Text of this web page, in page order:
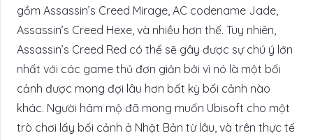
gồm Assassin’s Creed Mirage, AC codename Jade,
Assassin’s Creed Hexe, và nhiều hơn thế. Tuy nhiên,
Assassin’s Creed Red có thể sẽ gây được sự chú ý lớn
nhất với các game thủ đơn giản bởi vì nó là một bối
cảnh được mong đợi lâu hơn bất kỳ bối cảnh nào
khác. Người hâm mộ đã mong muốn Ubisoft cho một
trò chơi lấy bối cảnh ở Nhật Bản từ lâu, và trên thực tế